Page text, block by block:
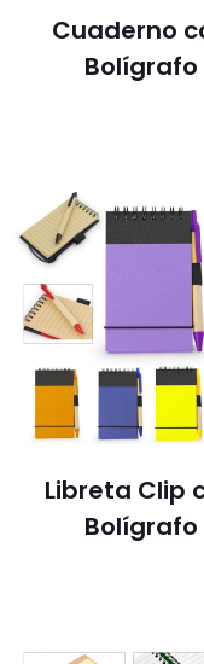
Cuaderno
Bolígrafo
Libreta Clip
Bolígrafo